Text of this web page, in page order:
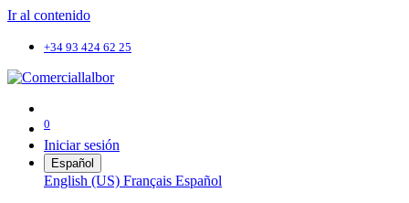
Ir al contenido
+34 93 424 62 25
0
Iniciar sesión
Español
English (US) Français Español